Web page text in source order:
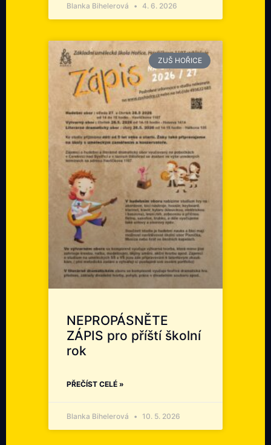
Blanka Bihelerová 4. 6. 2026
ZUŠ HOŘICE
NEPROPÁSNĚTE
ZÁPIS pro příští školní
rok
PŘEČÍST CELÉ »
Blanka Bihelerová 10. 5. 2026